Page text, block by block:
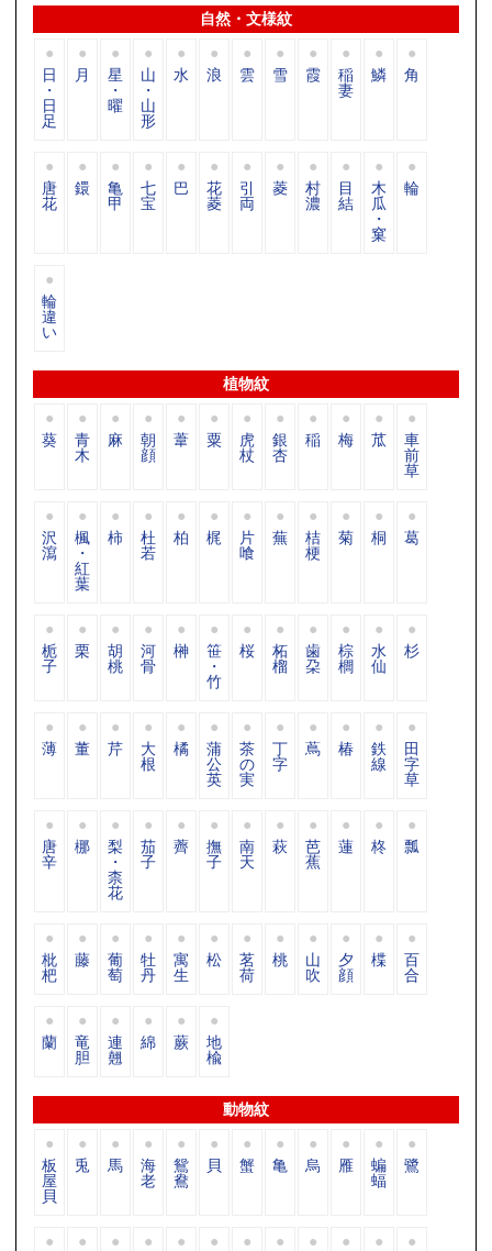
自然・文様紋
日
・
日
足
月 星
・
曜
山
・
山
形
水 浪 雲 雪 霞 稲
妻
鱗 角
唐
花
鐶 亀
甲
七
宝
巴 花
菱
引
両
菱 村
濃
目
結
木
瓜
・
窠
輪
輪
違
い
植物紋
葵 青
木
麻 朝
顔
葦 粟 虎
杖
銀
杏
稲 梅 苽 車
前
草
沢
瀉
楓
・
紅
葉
柿 杜
若
柏 梶 片
喰
蕪 桔
梗
菊 桐 葛
栀
子
栗 胡
桃
河
骨
榊 笹
・
竹
桜 柘
榴
歯
朶
棕
櫚
水
仙
杉
薄 董 芹 大
根
橘 蒲
公
英
茶
の
実
丁
字
蔦 椿 鉄
線
田
字
草
唐
辛
梛 梨
・
柰
花
茄
子
薺 撫
子
南
天
萩 芭
蕉
蓮 柊 瓢
枇
杷
藤 葡
萄
牡
丹
寓
生
松 茗
荷
桃 山
吹
夕
顔
楪 百
合
蘭 竜
胆
連
翹
綿 蕨 地
楡
動物紋
板
屋
貝
兎 馬 海
老
鴛
鴦
貝 蟹 亀 烏 雁 蝙
蝠
鷺